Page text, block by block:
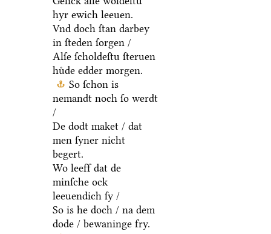
hyr ewich leeuen.
Vnd doch ſtan darbey
in ſteden ſorgen /
Alſe ſcholdeſtu ſteruen
huͤde edder morgen.
So ſchon is
nemandt noch ſo werdt
/
De dodt maket / dat
men ſyner nicht
begert.
Wo leeff dat de
minſche ock
leeuendich ſy /
So is he doch / na dem
dode / bewaninge fry.